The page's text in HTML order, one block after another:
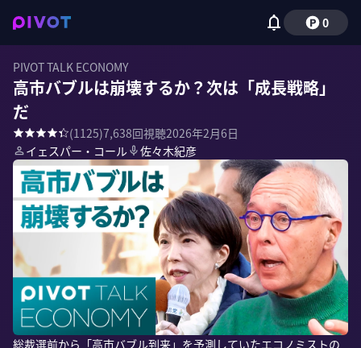
0
PIVOT TALK ECONOMY
高市バブルは崩壊するか？次は「成長戦略」
だ
(1125)7,638回視聴2026年2月6日
イェスパー・コール
佐々木紀彦
総裁選前から「高市バブル到来」を予測していたエコノミストの